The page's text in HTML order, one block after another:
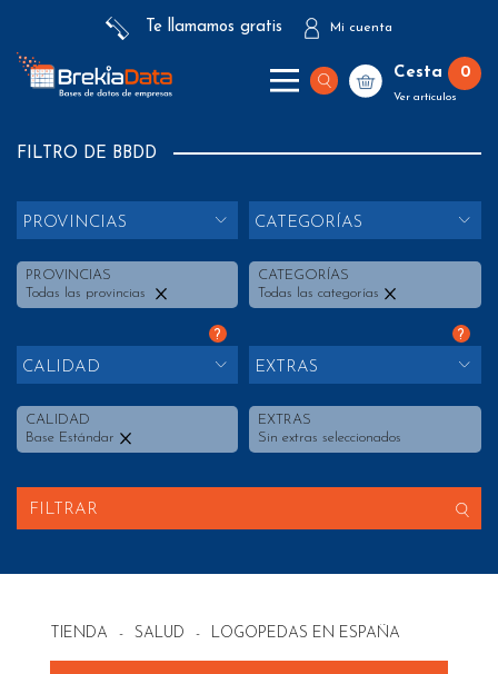
Te llamamos gratis Mi cuenta
Cesta 0
Ver artículos
FILTRO DE BBDD
PROVINCIAS
PROVINCIAS
Todas las provincias
CATEGORÍAS
CATEGORÍAS
Todas las categorías
?
CALIDAD
CALIDAD
Base Estándar
?
EXTRAS
EXTRAS
Sin extras seleccionados
FILTRAR
TIENDA - SALUD - LOGOPEDAS EN ESPAÑA